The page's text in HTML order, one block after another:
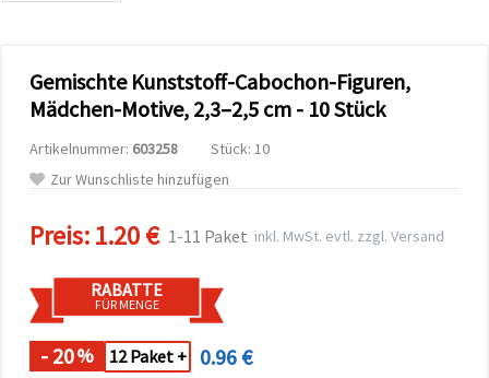
Unterstützung
unserer
Partner für
und
Sie können
Cookies
akzeptieren,
oder Ihre
Auswahl in
individuell
festlegen.
Gemischte Kunststoff-Cabochon-Figuren,
Mädchen-Motive, 2,3–2,5 cm - 10 Stück
Artikelnummer: 603258
Stück: 10
Zur Wunschliste hinzufügen
Preis:1.20 € 1-11 Paket inkl. MwSt. evtl. zzgl. Versand
RABATTE
FÜR MENGE
- 20% 12 Paket + 0.96 €